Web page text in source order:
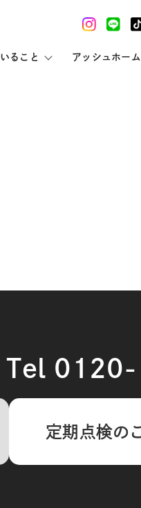
ること アッシュホー
Tel
定期点検の